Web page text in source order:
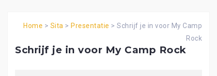
Home > Sita > Presentatie > Schrijf je in voor My Camp
Rock
Schrijf je in voor My Camp Rock